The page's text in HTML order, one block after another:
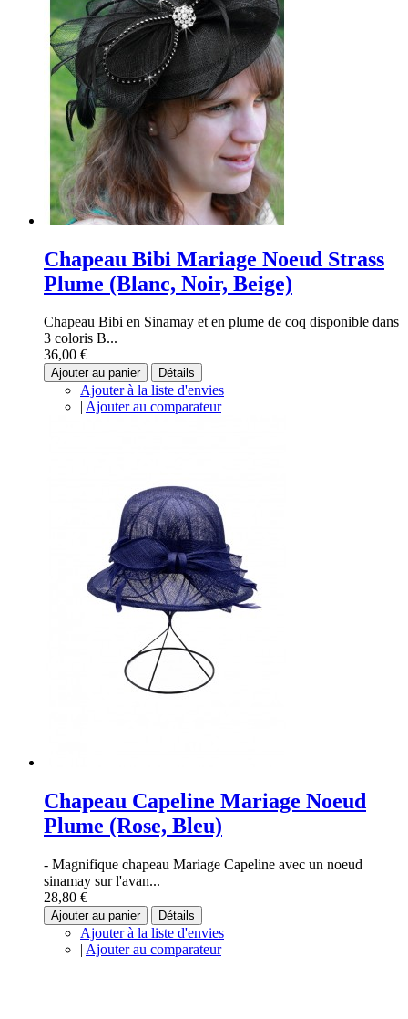
Chapeau Bibi Mariage Noeud Strass
Plume (Blanc, Noir, Beige)
Chapeau Bibi en Sinamay et en plume de coq disponible dans
3 coloris B...
36,00 €
Ajouter au panier Détails
Ajouter à la liste d'envies
| Ajouter au comparateur
Chapeau Capeline Mariage Noeud
Plume (Rose, Bleu)
- Magnifique chapeau Mariage Capeline avec un noeud
sinamay sur l'avan...
28,80 €
Ajouter au panier Détails
Ajouter à la liste d'envies
| Ajouter au comparateur